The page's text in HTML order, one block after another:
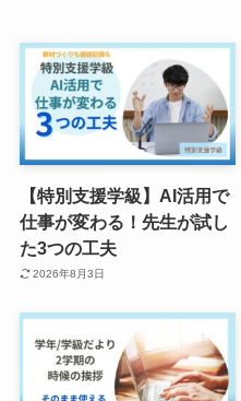
【特別支援学級】AI活用で
仕事が変わる！先生が試し
た3つの工夫
2026年8月3日